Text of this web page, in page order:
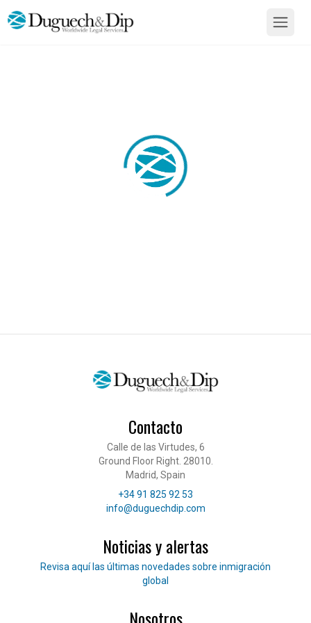
Contacto
Calle de las Virtudes, 6
Ground Floor Right. 28010.
Madrid, Spain
Teléfono
+34 91 825 92 53
Correo electrónico
info@duguechdip.com
Noticias y alertas
Lee nuestras noticias
Revisa aquí las últimas novedades sobre inmigración
global